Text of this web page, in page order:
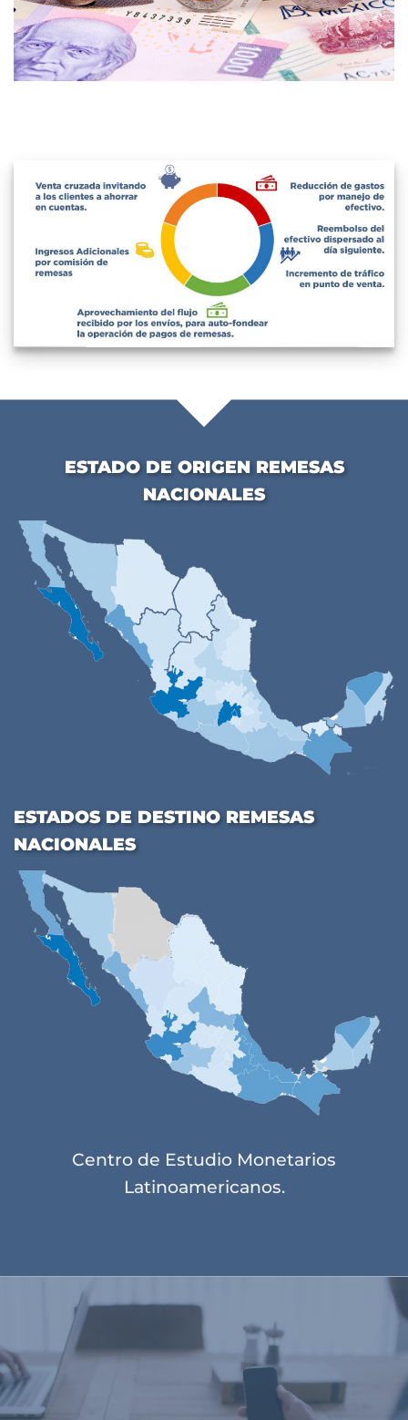
ESTADO DE ORIGEN REMESAS
NACIONALES
ESTADOS DE DESTINO REMESAS
NACIONALES
Centro de Estudio Monetarios
Latinoamericanos.